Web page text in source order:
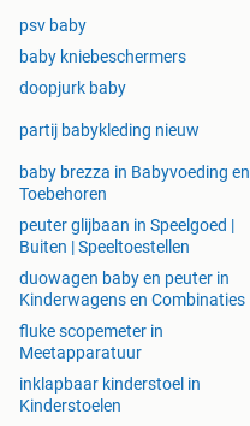
psv baby
baby kniebeschermers
doopjurk baby
partij babykleding nieuw
baby brezza in Babyvoeding en
Toebehoren
peuter glijbaan in Speelgoed |
Buiten | Speeltoestellen
duowagen baby en peuter in
Kinderwagens en Combinaties
fluke scopemeter in
Meetapparatuur
inklapbaar kinderstoel in
Kinderstoelen